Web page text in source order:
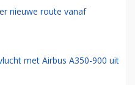
nieuwe route vanaf
met Airbus A350-900 uit